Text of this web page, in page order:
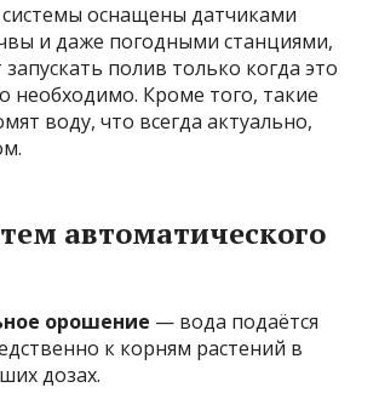
оснащены датчиками
и даже погодными станциями,
полив только когда это
необходимо. Кроме того, такие
воду, что всегда актуально,
автоматического
орошение — вода подаётся
к корням растений в
дозах.